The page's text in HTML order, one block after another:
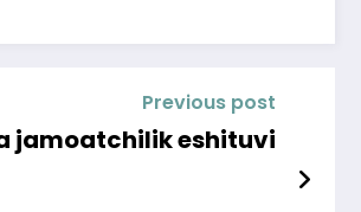
Previous post
jamoatchilik eshituvi